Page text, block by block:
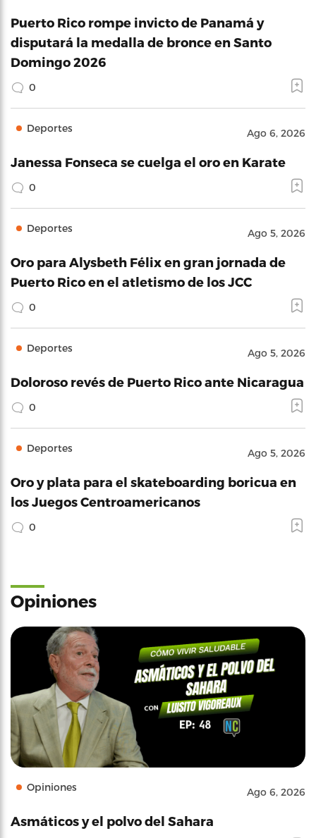
Puerto Rico rompe invicto de Panamá y
disputará la medalla de bronce en Santo
Domingo 2026
0
Deportes Ago 6, 2026
Janessa Fonseca se cuelga el oro en Karate
0
Deportes Ago 5, 2026
Oro para Alysbeth Félix en gran jornada de
Puerto Rico en el atletismo de los JCC
0
Deportes Ago 5, 2026
Doloroso revés de Puerto Rico ante Nicaragua
0
Deportes Ago 5, 2026
Oro y plata para el skateboarding boricua en
los Juegos Centroamericanos
0
Opiniones
Opiniones Ago 6, 2026
Asmáticos y el polvo del Sahara